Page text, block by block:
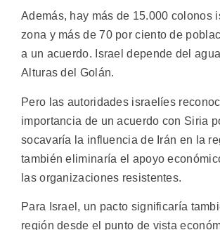
Además, hay más de 15.000 colonos
zona y más de 70 por ciento de
a un acuerdo. Israel depende del
Alturas del Golán.
Pero las autoridades israelíes
importancia de un acuerdo con Siria
socavaría la influencia de Irán en la
también eliminaría el apoyo
las organizaciones resistentes.
Para Israel, un pacto significaría
región desde el punto de vista